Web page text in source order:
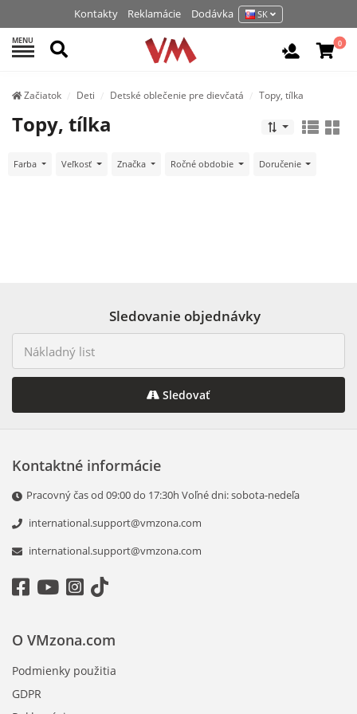
Kontakty Reklamácie Dodávka SK
MENU Hľadať Vchod /
0
Začiatok Deti Detské oblečenie pre dievčatá Topy, tílka
Topy, tílka
Farba Veľkosť Značka Ročné obdobie Doručenie
Sledovanie objednávky
Sledovať
Kontaktné informácie
Pracovný čas оd 09:00 dо 17:30h Voľné dni: sobota-nedeľa
international.support@vmzona.com
international.support@vmzona.com
O VMzona.com
Podmienky použitia
GDPR